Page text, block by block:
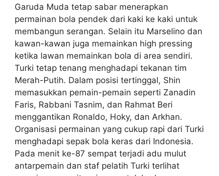
Garuda Muda tetap sabar menerapkan
permainan bola pendek dari kaki ke kaki untuk
membangun serangan. Selain itu Marselino dan
kawan-kawan juga memainkan high pressing
ketika lawan memainkan bola di area sendiri.
Turki tetap tenang menghadapi tekanan tim
Merah-Putih. Dalam posisi tertinggal, Shin
memasukkan pemain-pemain seperti Zanadin
Faris, Rabbani Tasnim, dan Rahmat Beri
menggantikan Ronaldo, Hoky, dan Arkhan.
Organisasi permainan yang cukup rapi dari Turki
menghadapi sepak bola keras dari Indonesia.
Pada menit ke-87 sempat terjadi adu mulut
antarpemain dan staf pelatih Turki terlihat